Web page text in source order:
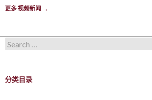
更多 视频新闻 →
Search for:
分类目录